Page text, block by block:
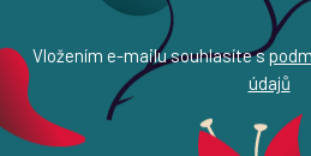
Vložením e-mailu souhlasíte s
údajů